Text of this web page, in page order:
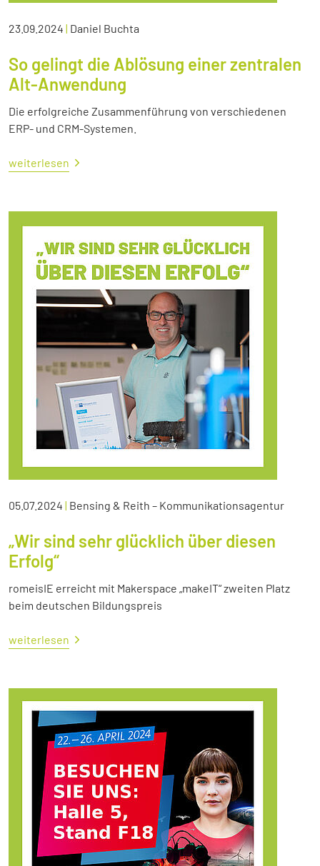
23.09.2024 | Daniel Buchta
So gelingt die Ablösung einer zentralen
Alt-Anwendung
Die erfolgreiche Zusammenführung von verschiedenen
ERP- und CRM-Systemen.
weiterlesen
05.07.2024 | Bensing & Reith – Kommunikationsagentur
„Wir sind sehr glücklich über diesen
Erfolg“
romeisIE erreicht mit Makerspace „makeIT“ zweiten Platz
beim deutschen Bildungspreis
weiterlesen